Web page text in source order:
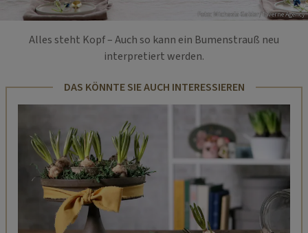
Foto: Michaela Gabler/Taverne Agency
Alles steht Kopf – Auch so kann ein Bumenstrauß neu
interpretiert werden.
DAS KÖNNTE SIE AUCH INTERESSIEREN